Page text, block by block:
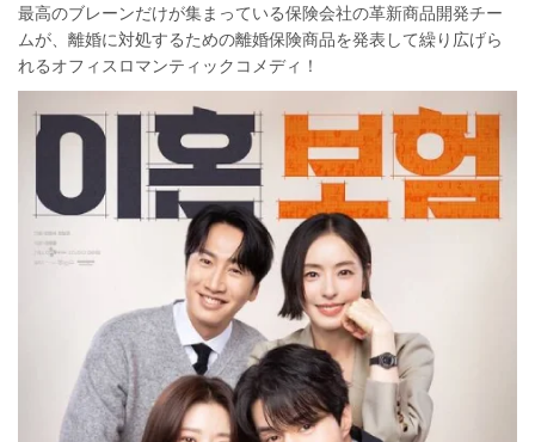
最高のブレーンだけが集まっている保険会社の革新商品開発チー
ムが、離婚に対処するための離婚保険商品を発表して繰り広げら
れるオフィスロマンティックコメディ！